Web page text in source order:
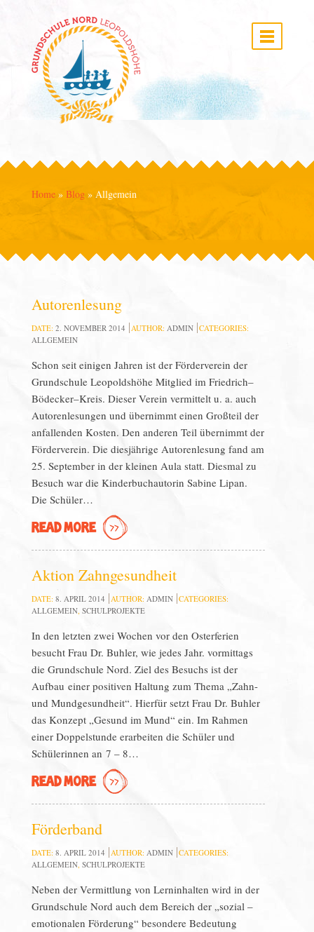
Home » Blog » Allgemein
Autorenlesung
DATE: 2. NOVEMBER 2014 AUTHOR: ADMIN CATEGORIES:
ALLGEMEIN
Schon seit einigen Jahren ist der Förderverein der
Grundschule Leopoldshöhe Mitglied im Friedrich–
Bödecker–Kreis. Dieser Verein vermittelt u. a. auch
Autorenlesungen und übernimmt einen Großteil der
anfallenden Kosten. Den anderen Teil übernimmt der
Förderverein. Die diesjährige Autorenlesung fand am
25. September in der kleinen Aula statt. Diesmal zu
Besuch war die Kinderbuchautorin Sabine Lipan.
Die Schüler…
READ MORE
Aktion Zahngesundheit
DATE: 8. APRIL 2014 AUTHOR: ADMIN CATEGORIES:
ALLGEMEIN, SCHULPROJEKTE
In den letzten zwei Wochen vor den Osterferien
besucht Frau Dr. Buhler, wie jedes Jahr. vormittags
die Grundschule Nord. Ziel des Besuchs ist der
Aufbau einer positiven Haltung zum Thema „Zahn-
und Mundgesundheit“. Hierfür setzt Frau Dr. Buhler
das Konzept „Gesund im Mund“ ein. Im Rahmen
einer Doppelstunde erarbeiten die Schüler und
Schülerinnen an 7 – 8…
READ MORE
Förderband
DATE: 8. APRIL 2014 AUTHOR: ADMIN CATEGORIES:
ALLGEMEIN, SCHULPROJEKTE
Neben der Vermittlung von Lerninhalten wird in der
Grundschule Nord auch dem Bereich der „sozial –
emotionalen Förderung“ besondere Bedeutung